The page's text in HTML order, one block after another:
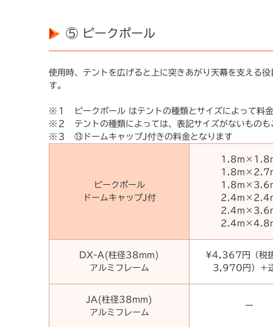
⑤ ピークポール
使用時、テントを広げると上に突きあがり天幕を支える
す。
※１ ピークポール はテントの種類とサイズによって料
※２ テントの種類によっては、表記サイズがないものも
※３ ⑬ドームキャップJ付きの料金となります
ピークポール
ドームキャップJ付
DX-A(柱径38mm)
アルミフレーム
¥4,367円（税
3,970円）＋
JA(柱径38mm)
アルミフレーム
ー